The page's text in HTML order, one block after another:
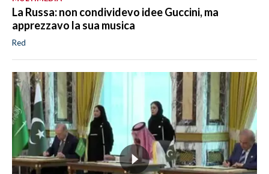
La Russa: non condividevo idee Guccini, ma
apprezzavo la sua musica
Red